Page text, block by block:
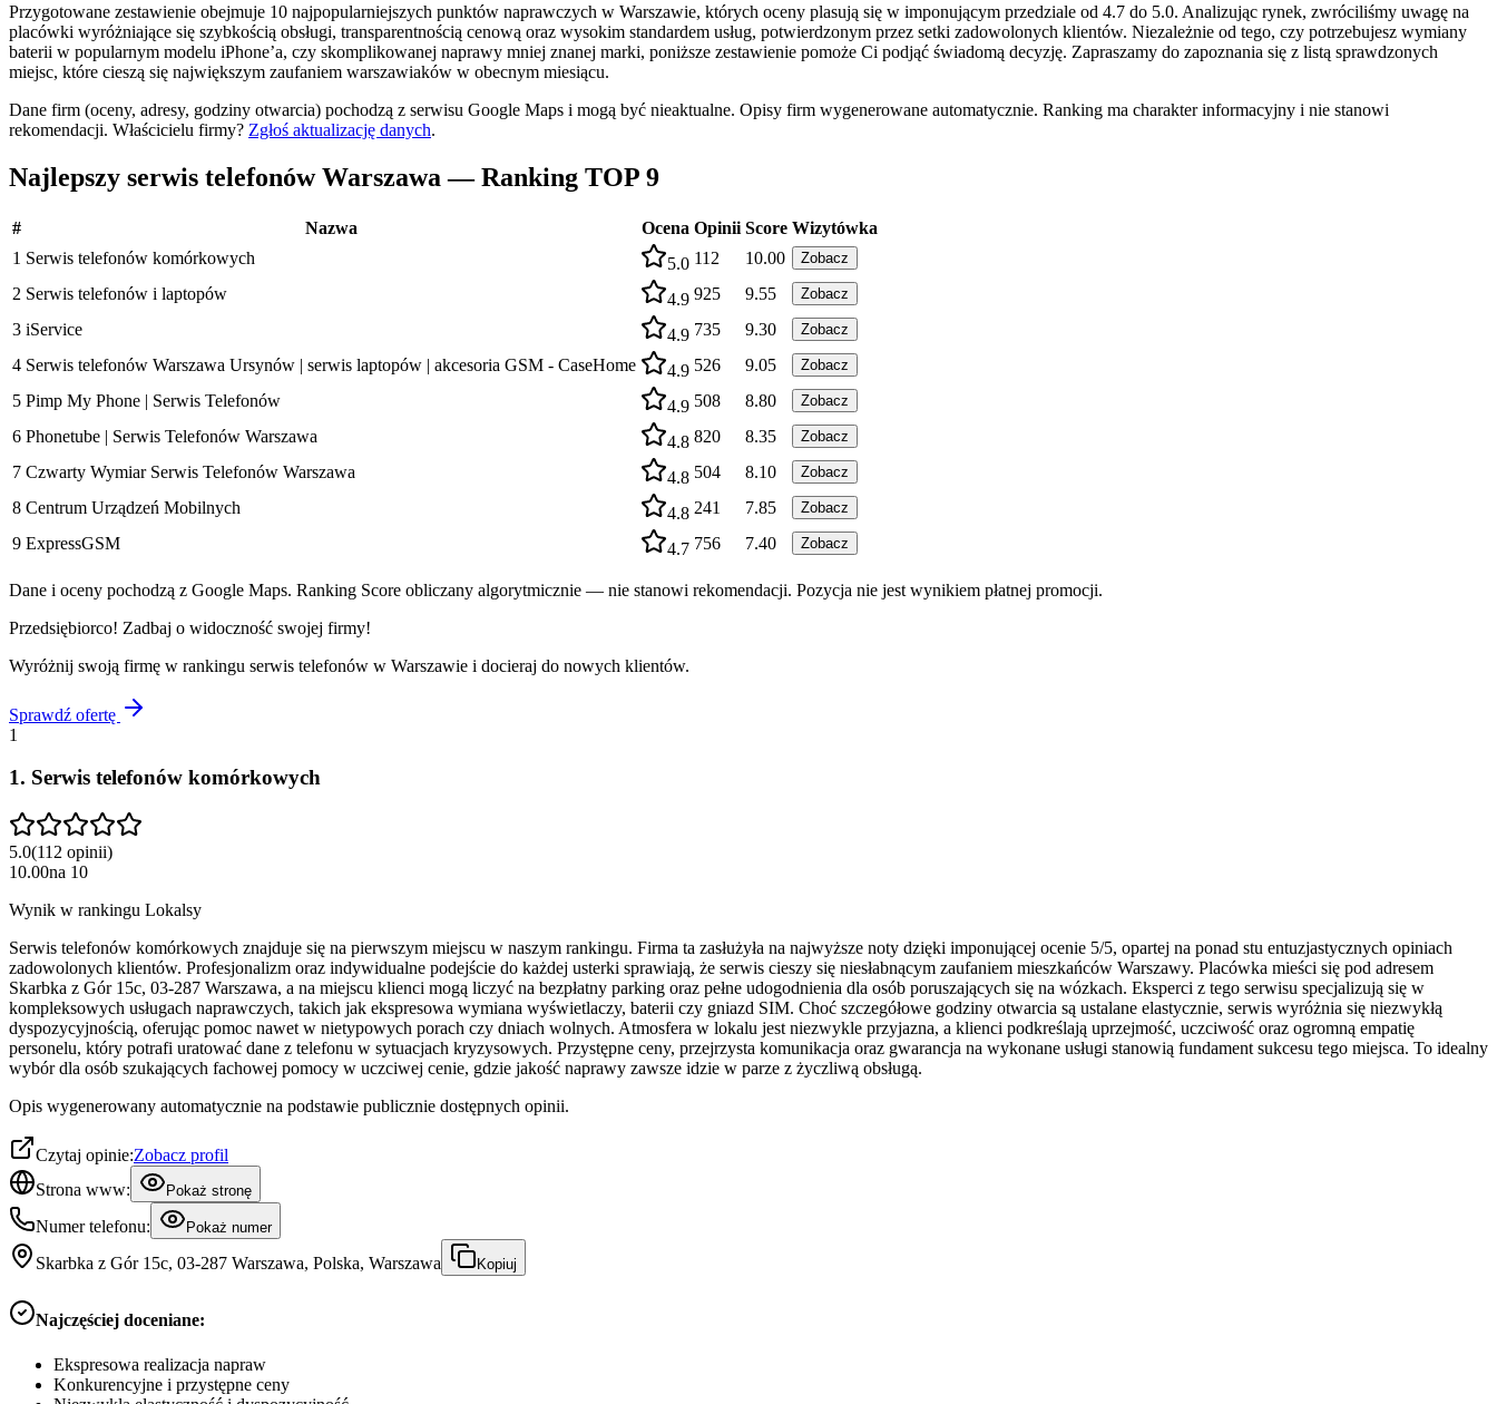
Przygotowane zestawienie obejmuje 10 najpopularniejszych punktów naprawczych w Warszawie, których oceny plasują się w imponującym przedziale od 4.7 do 5.0. Analizując rynek, zwróciliśmy uwagę na
placówki wyróżniające się szybkością obsługi, transparentnością cenową oraz wysokim standardem usług, potwierdzonym przez setki zadowolonych klientów. Niezależnie od tego, czy potrzebujesz wymiany
baterii w popularnym modelu iPhone’a, czy skomplikowanej naprawy mniej znanej marki, poniższe zestawienie pomoże Ci podjąć świadomą decyzję. Zapraszamy do zapoznania się z listą sprawdzonych
miejsc, które cieszą się największym zaufaniem warszawiaków w obecnym miesiącu.
Dane firm (oceny, adresy, godziny otwarcia) pochodzą z serwisu Google Maps i mogą być nieaktualne. Opisy firm wygenerowane automatycznie. Ranking ma charakter informacyjny i nie stanowi
rekomendacji. Właścicielu firmy? Zgłoś aktualizację danych.
Najlepszy serwis telefonów Warszawa — Ranking TOP 9
# Nazwa Ocena Opinii Score Wizytówka
1 Serwis telefonów komórkowych 5.0 112 10.00 Zobacz
2 Serwis telefonów i laptopów 4.9 925 9.55 Zobacz
3 iService 4.9 735 9.30 Zobacz
4 Serwis telefonów Warszawa Ursynów | serwis laptopów | akcesoria GSM - CaseHome 4.9 526 9.05 Zobacz
5 Pimp My Phone | Serwis Telefonów 4.9 508 8.80 Zobacz
6 Phonetube | Serwis Telefonów Warszawa 4.8 820 8.35 Zobacz
7 Czwarty Wymiar Serwis Telefonów Warszawa 4.8 504 8.10 Zobacz
8 Centrum Urządzeń Mobilnych 4.8 241 7.85 Zobacz
9 ExpressGSM 4.7 756 7.40 Zobacz
Dane i oceny pochodzą z Google Maps. Ranking Score obliczany algorytmicznie — nie stanowi rekomendacji. Pozycja nie jest wynikiem płatnej promocji.
Przedsiębiorco! Zadbaj o widoczność swojej firmy!
Wyróżnij swoją firmę w rankingu serwis telefonów w Warszawie i docieraj do nowych klientów.
Sprawdź ofertę
1
1. Serwis telefonów komórkowych
5.0(112 opinii)
10.00na 10
Wynik w rankingu Lokalsy
Serwis telefonów komórkowych znajduje się na pierwszym miejscu w naszym rankingu. Firma ta zasłużyła na najwyższe noty dzięki imponującej ocenie 5/5, opartej na ponad stu entuzjastycznych opiniach
zadowolonych klientów. Profesjonalizm oraz indywidualne podejście do każdej usterki sprawiają, że serwis cieszy się niesłabnącym zaufaniem mieszkańców Warszawy. Placówka mieści się pod adresem
Skarbka z Gór 15c, 03-287 Warszawa, a na miejscu klienci mogą liczyć na bezpłatny parking oraz pełne udogodnienia dla osób poruszających się na wózkach. Eksperci z tego serwisu specjalizują się w
kompleksowych usługach naprawczych, takich jak ekspresowa wymiana wyświetlaczy, baterii czy gniazd SIM. Choć szczegółowe godziny otwarcia są ustalane elastycznie, serwis wyróżnia się niezwykłą
dyspozycyjnością, oferując pomoc nawet w nietypowych porach czy dniach wolnych. Atmosfera w lokalu jest niezwykle przyjazna, a klienci podkreślają uprzejmość, uczciwość oraz ogromną empatię
personelu, który potrafi uratować dane z telefonu w sytuacjach kryzysowych. Przystępne ceny, przejrzysta komunikacja oraz gwarancja na wykonane usługi stanowią fundament sukcesu tego miejsca. To idealny
wybór dla osób szukających fachowej pomocy w uczciwej cenie, gdzie jakość naprawy zawsze idzie w parze z życzliwą obsługą.
Opis wygenerowany automatycznie na podstawie publicznie dostępnych opinii.
Czytaj opinie:Zobacz profil
Strona www:
Pokaż stronę
Numer telefonu: Pokaż numer
Skarbka z Gór 15c, 03-287 Warszawa, Polska, Warszawa Kopiuj
Najczęściej doceniane:
Ekspresowa realizacja napraw
Konkurencyjne i przystępne ceny